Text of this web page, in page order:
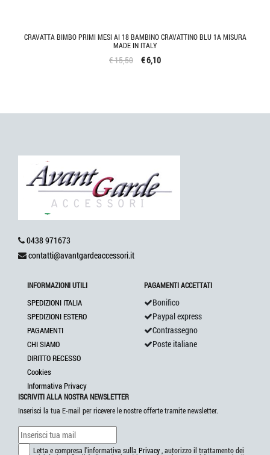
CRAVATTA BIMBO PRIMI MESI AI 18 BAMBINO CRAVATTINO BLU 1A MISURA
MADE IN ITALY
€ 15,50 € 6,10
0438 971673
contatti@avantgardeaccessori.it
INFORMAZIONI UTILI
SPEDIZIONI ITALIA
SPEDIZIONI ESTERO
PAGAMENTI
CHI SIAMO
DIRITTO RECESSO
Cookies
Informativa Privacy
PAGAMENTI ACCETTATI
Bonifico
Paypal express
Contrassegno
Poste italiane
ISCRIVITI ALLA NOSTRA NEWSLETTER
Inserisci la tua E-mail per ricevere le nostre offerte tramite newsletter.
Letta e compresa l'informativa sulla Privacy, autorizzo il trattamento dei